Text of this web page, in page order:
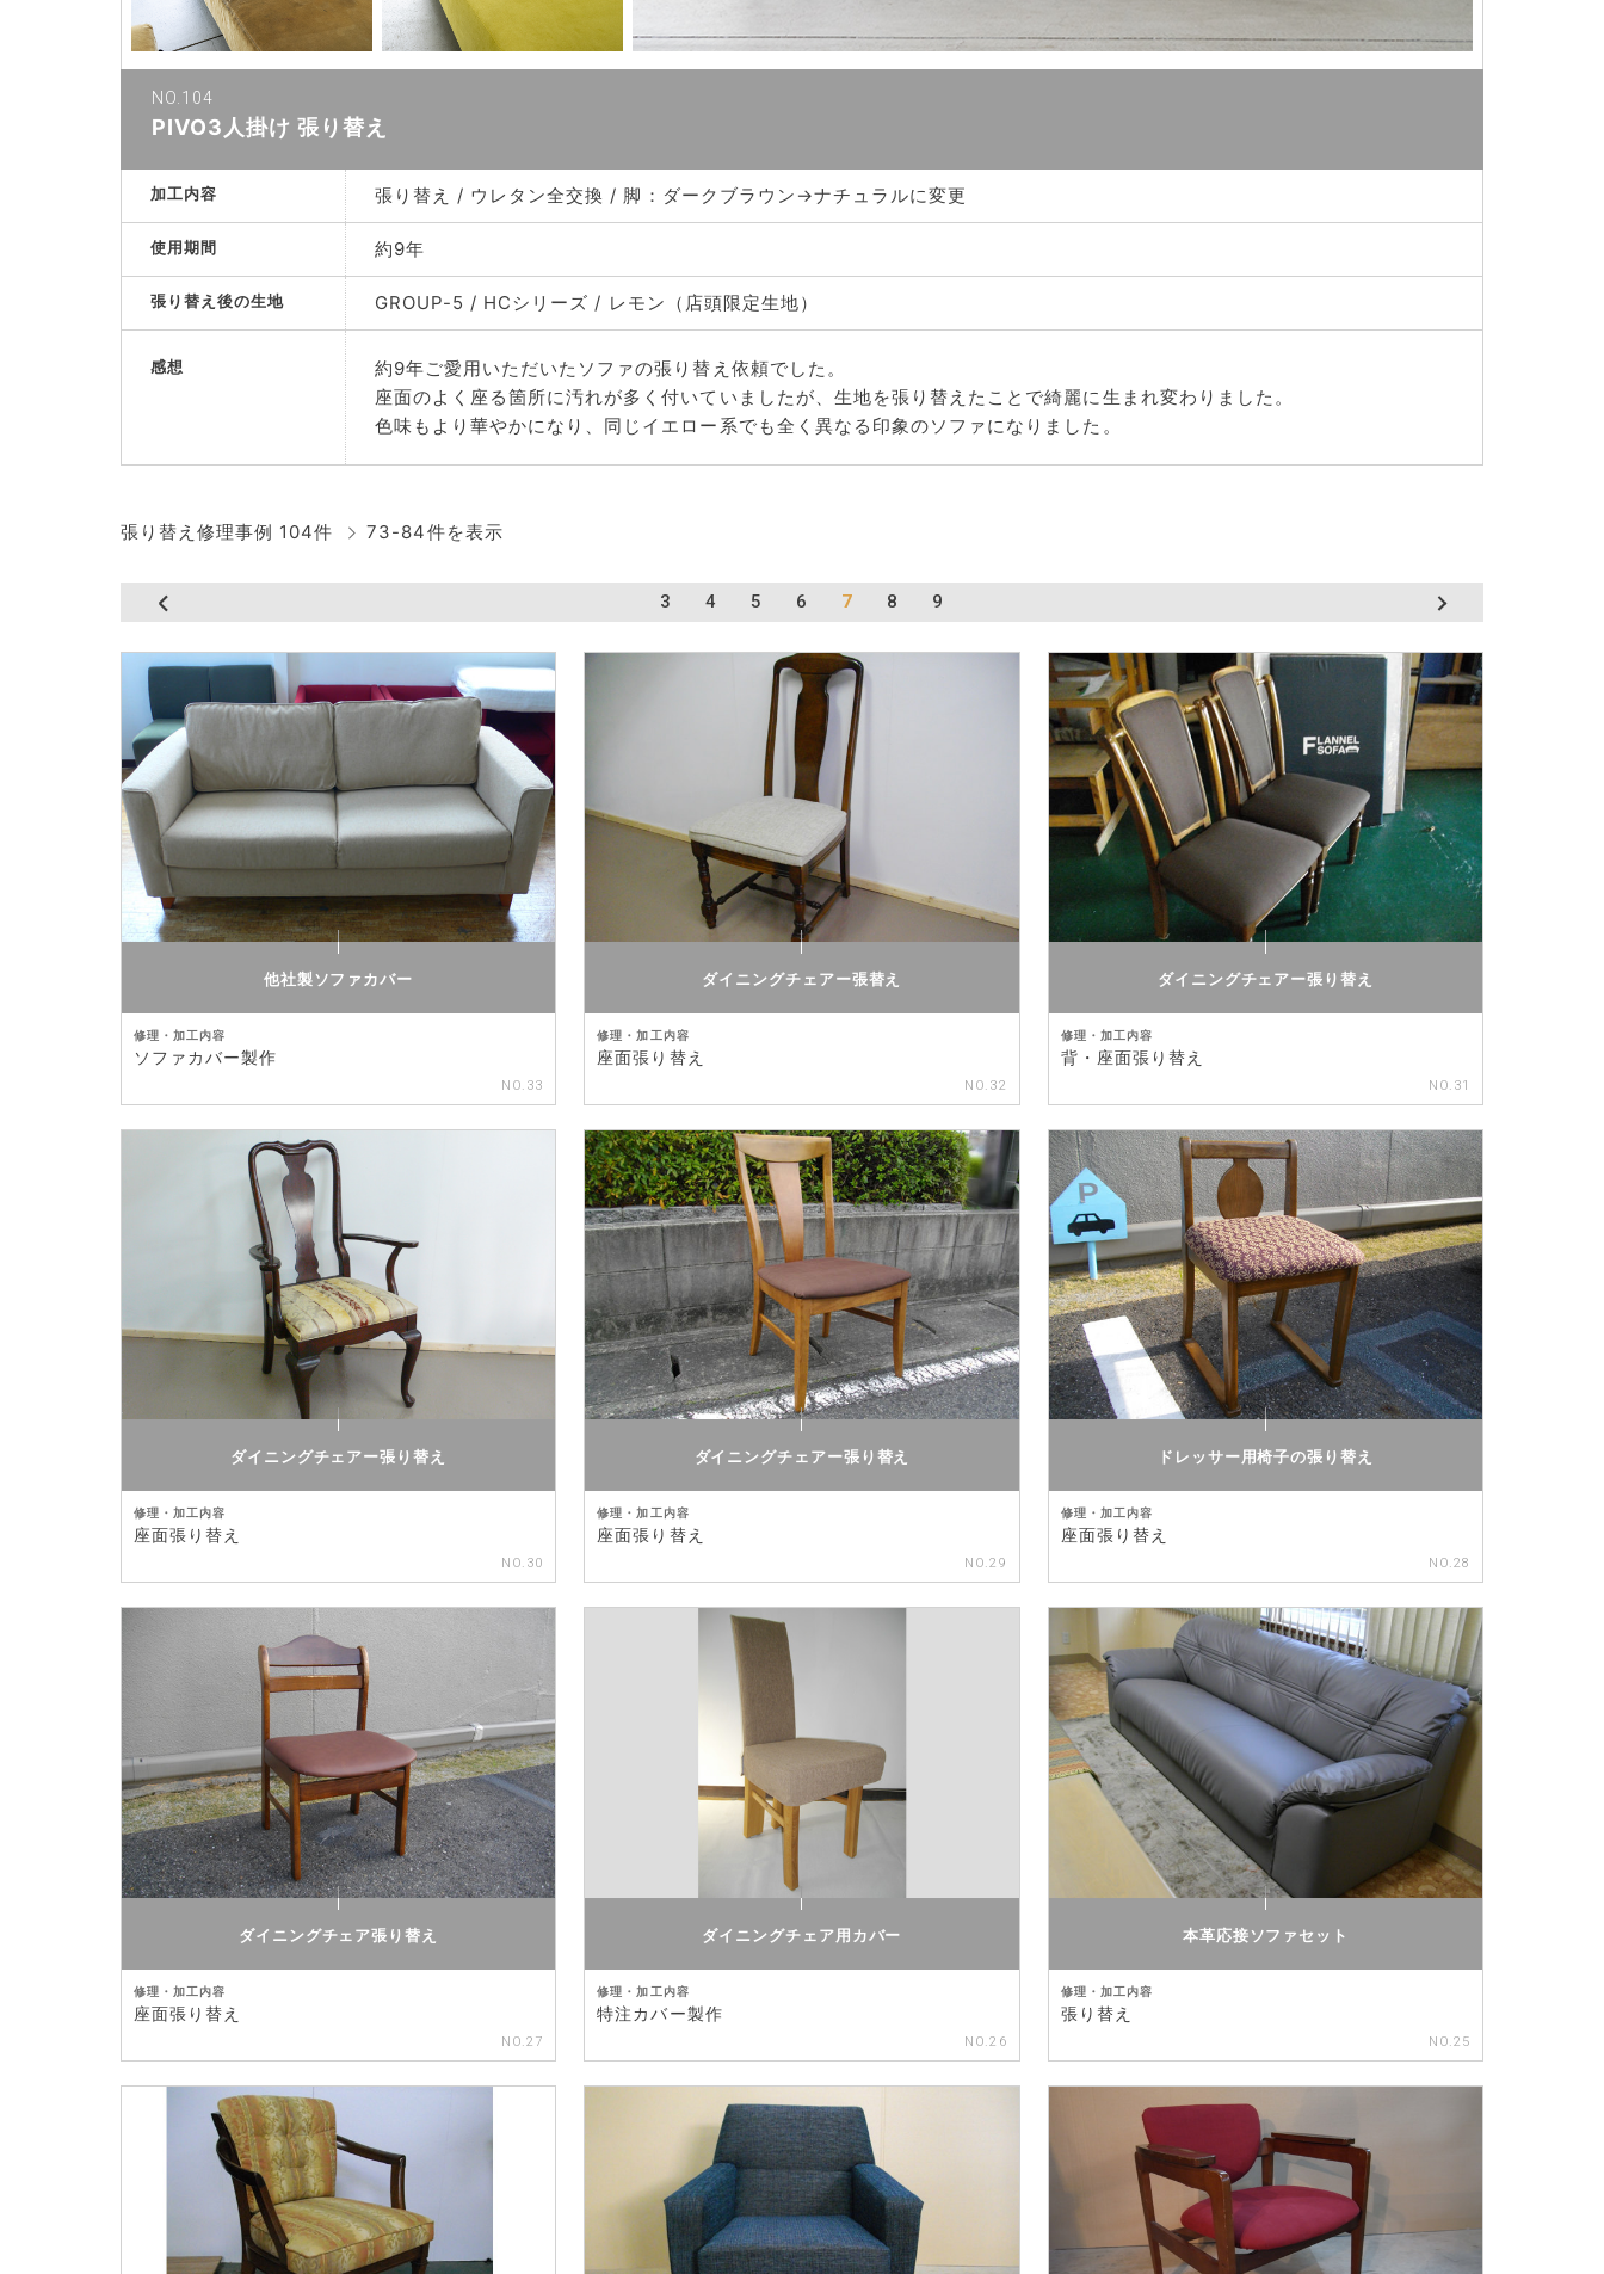
NO.104
PIVO3人掛け 張り替え
加工内容 張り替え / ウレタン全交換 / 脚：ダークブラウン→ナチュラルに変更
使用期間 約9年
張り替え後の生地 GROUP-5 / HCシリーズ / レモン（店頭限定生地）
感想
約9年ご愛用いただいたソファの張り替え依頼でした。
座面のよく座る箇所に汚れが多く付いていましたが、生地を張り替えたことで綺麗に生まれ変わりました。
色味もより華やかになり、同じイエロー系でも全く異なる印象のソファになりました。
張り替え修理事例 104件 73-84件を表示
3 4 5 6 7 8 9
他社製ソファカバー
修理・加工内容
ソファカバー製作
NO.33
ダイニングチェアー張替え
修理・加工内容
座面張り替え
NO.32
ダイニングチェアー張り替え
修理・加工内容
背・座面張り替え
NO.31
ダイニングチェアー張り替え
修理・加工内容
座面張り替え
NO.30
ダイニングチェアー張り替え
修理・加工内容
座面張り替え
NO.29
ドレッサー用椅子の張り替え
修理・加工内容
座面張り替え
NO.28
ダイニングチェア張り替え
修理・加工内容
座面張り替え
NO.27
ダイニングチェア用カバー
修理・加工内容
特注カバー製作
NO.26
本革応接ソファセット
修理・加工内容
張り替え
NO.25